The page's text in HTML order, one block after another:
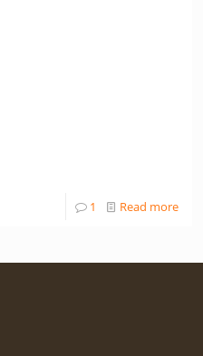
1 Read more